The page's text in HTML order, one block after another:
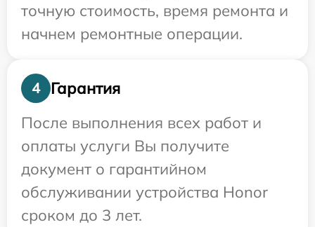
точную стоимость, время ремонта и
начнем ремонтные операции.
4
Гарантия
После выполнения всех работ и
оплаты услуги Вы получите
документ о гарантийном
обслуживании устройства Honor
сроком до 3 лет.